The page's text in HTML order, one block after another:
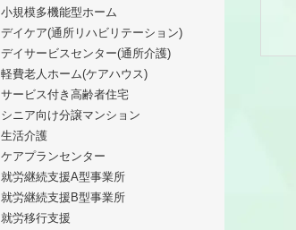
小規模多機能型ホーム
デイケア(通所リハビリテーション)
デイサービスセンター(通所介護)
軽費老人ホーム(ケアハウス)
サービス付き高齢者住宅
シニア向け分譲マンション
生活介護
ケアプランセンター
就労継続支援A型事業所
就労継続支援B型事業所
就労移行支援